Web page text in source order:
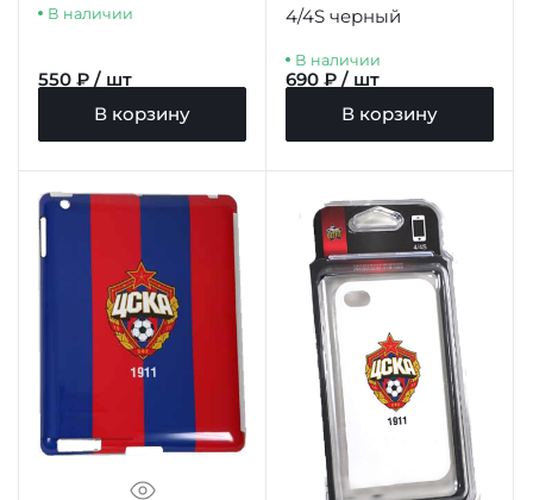
В наличии
550 ₽ / шт
В корзину
4/4S черный
В наличии
690 ₽ / шт
В корзину